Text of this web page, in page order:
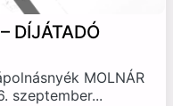
DÍJÁTADÓ
MOLNÁR
szeptember...